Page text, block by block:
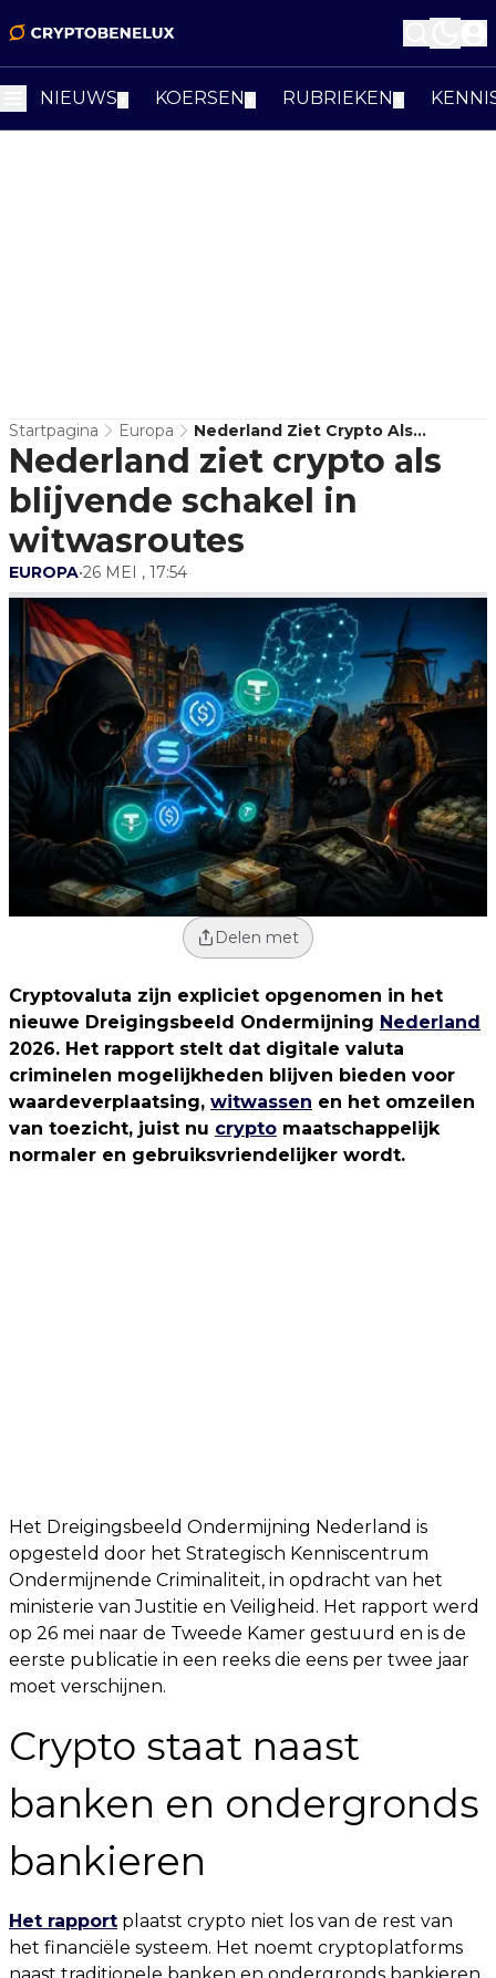
NIEUWS KOERSEN RUBRIEKEN
Startpagina Europa
Nederland Ziet Crypto Als
Blijvende Schakel In
Witwasroutes
Nederland ziet crypto als
blijvende schakel in
witwasroutes
EUROPA•26 MEI , 17:54
Delen met
Cryptovaluta zijn expliciet opgenomen in het
nieuwe Dreigingsbeeld Ondermijning Nederland
2026. Het rapport stelt dat digitale valuta
criminelen mogelijkheden blijven bieden voor
waardeverplaatsing, witwassen en het omzeilen
van toezicht, juist nu crypto maatschappelijk
normaler en gebruiksvriendelijker wordt.
Het Dreigingsbeeld Ondermijning Nederland is
opgesteld door het Strategisch Kenniscentrum
Ondermijnende Criminaliteit, in opdracht van het
ministerie van Justitie en Veiligheid. Het rapport werd
op 26 mei naar de Tweede Kamer gestuurd en is de
eerste publicatie in een reeks die eens per twee jaar
moet verschijnen.
Crypto staat naast
banken en ondergronds
bankieren
Het rapport plaatst crypto niet los van de rest van
het financiële systeem. Het noemt cryptoplatforms